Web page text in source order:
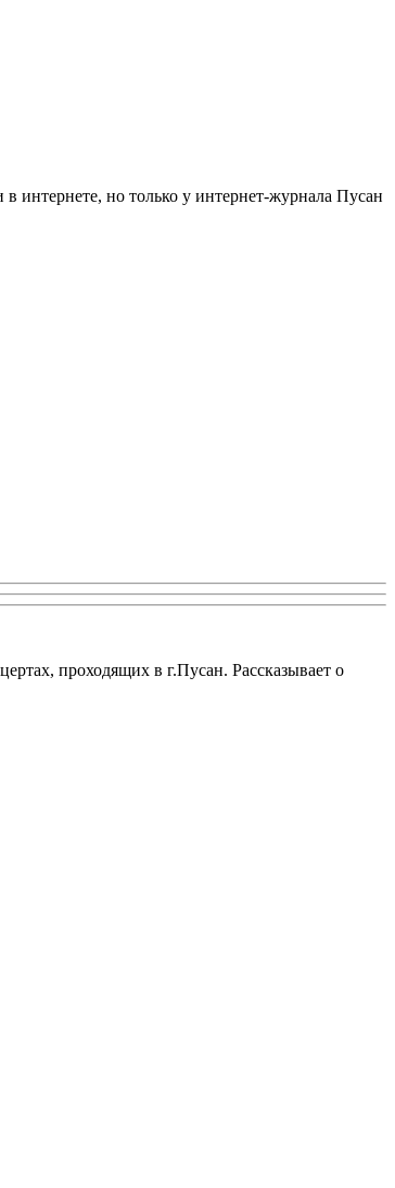
но только у интернет-журнала Пусан
проходящих в г.Пусан. Рассказывает о